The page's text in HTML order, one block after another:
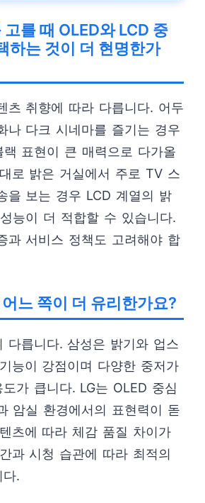
를 때 OLED와 LCD 중
하는 것이 더 현명한가
츠 취향에 따라 다릅니다. 어두
나 다크 시네마를 즐기는 경우
랙 표현이 큰 매력으로 다가올
로 밝은 거실에서 주로 TV 스
을 보는 경우 LCD 계열의 밝
능이 더 적합할 수 있습니다.
과 서비스 정책도 고려해야 합
느 쪽이 더 유리한가요?
다릅니다. 삼성은 밝기와 업스
능이 강점이며 다양한 중저가
가 큽니다. LG는 OLED 중심
암실 환경에서의 표현력이 돋
츠에 따라 체감 품질 차이가
과 시청 습관에 따라 최적의
다.